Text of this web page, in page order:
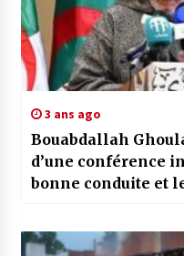
3 ans ago
Bouabdallah
d’une conférence
bonne conduite et
personnalités